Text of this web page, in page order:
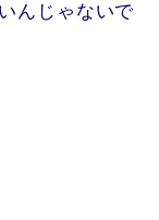
んじゃないで